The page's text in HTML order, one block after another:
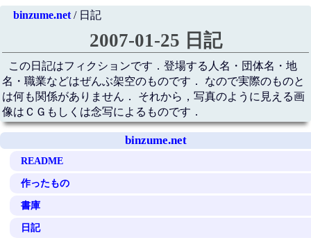
binzume.net/ 日記
2007-01-25 日記
この日記はフィクションです．登場する人名・団体名・地
名・職業などはぜんぶ架空のものです． なので実際のものと
は何も関係がありません． それから，写真のように見える画
像はＣＧもしくは念写によるものです．
binzume.net
README
作ったもの
書庫
日記